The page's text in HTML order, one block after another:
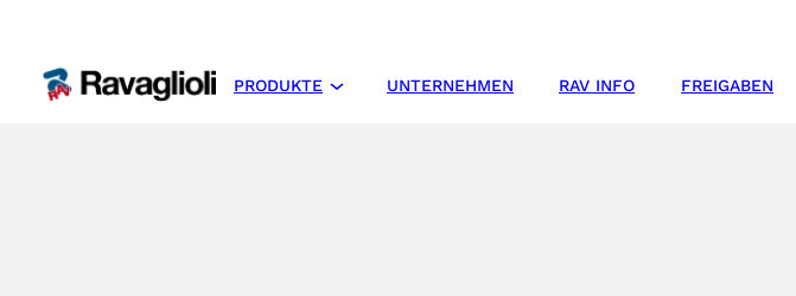
PRODUKTE UNTERNEHMEN RAV INFO FREIGABEN